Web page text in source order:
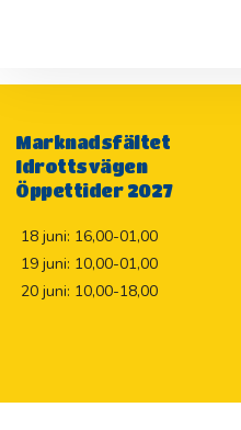
Marknadsfältet
Idrottsvägen
Öppettider 2027
18 juni: 16,00-01,00
19 juni: 10,00-01,00
20 juni: 10,00-18,00